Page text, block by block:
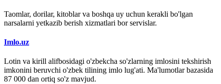
Taomlar, dorilar, kitoblar va boshqa uy uchun kerakli bo'lgan
narsalarni yetkazib berish xizmatlari bor servislar.
Imlo.uz
Lotin va kirill alifbosidagi o'zbekcha so'zlarning imlosini tekshirish
imkonini beruvchi o'zbek tilining imlo lug'ati. Ma'lumotlar bazasida
87 000 dan ortiq so'z mavjud.